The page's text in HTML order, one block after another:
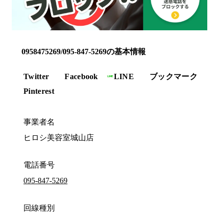
0958475269/095-847-5269の基本情報
Twitter Facebook LINE
ブックマーク
Pinterest
事業者名
ヒロシ美容室城山店
電話番号
095-847-5269
回線種別